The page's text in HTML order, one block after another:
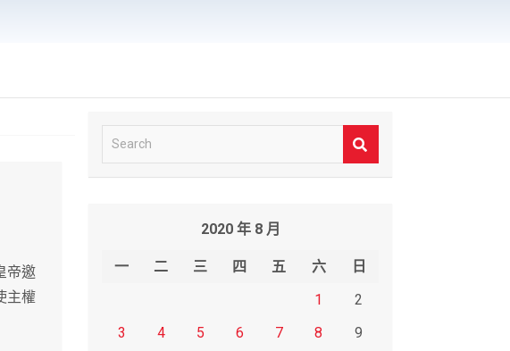
帝邀
主權
e
2020 年 8 月
一 二 三 四 五 六
日
1
2
3
4 5 6 7 8
9